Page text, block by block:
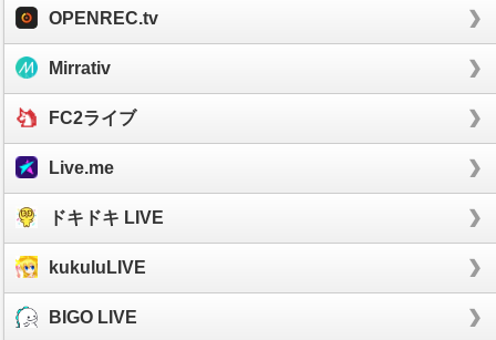
OPENREC.tv
Mirrativ
FC2ライブ
Live.me
ドキドキ LIVE
kukuluLIVE
BIGO LIVE